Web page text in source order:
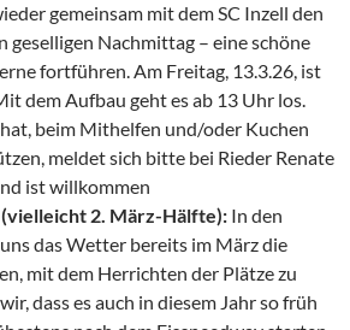
gemeinsam mit dem SC Inzell den
Nachmittag – eine schöne
fortführen. Am Freitag, 13.3.26, ist
dem Aufbau geht es ab 13 Uhr los.
beim Mithelfen und/oder Kuchen
meldet sich bitte bei Rieder Renate
ist willkommen
2. März-Hälfte): In den
das Wetter bereits im März die
mit dem Herrichten der Plätze zu
dass es auch in diesem Jahr so früh